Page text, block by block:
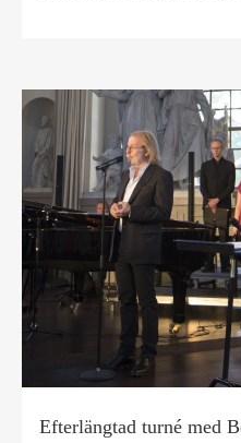
Efterlängtad turné med